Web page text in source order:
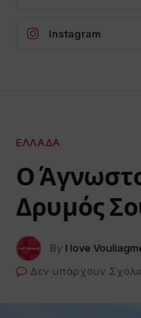
Instagram
ΕΛΛΆΔΑ
Ο
Δρυμός
By I love
Δεν υπάρχουν